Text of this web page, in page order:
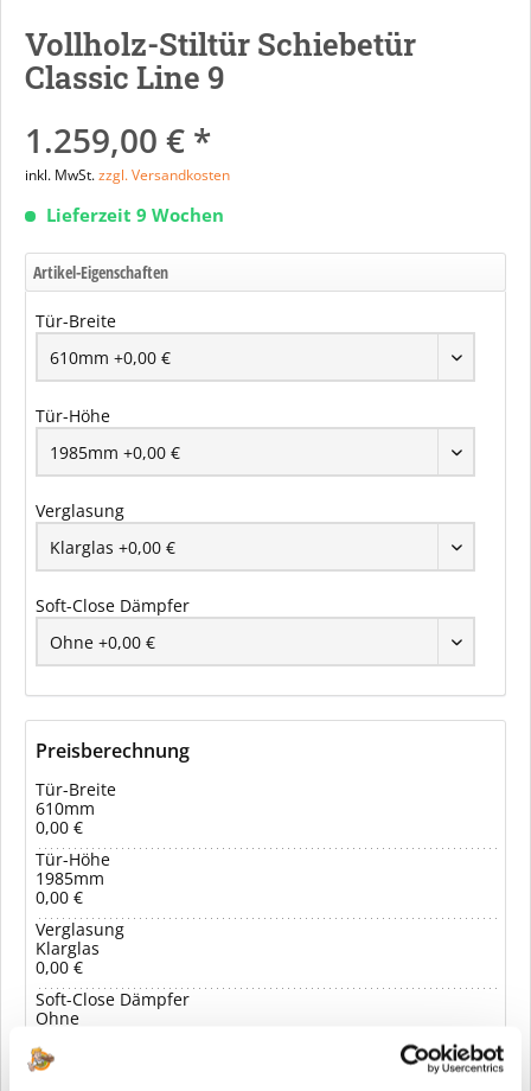
Vollholz-Stiltür Schiebetür
Classic Line 9
1.259,00 € *
inkl. MwSt.zzgl. Versandkosten
Lieferzeit 9 Wochen
Artikel-Eigenschaften
Tür-Breite
Tür-Höhe
Verglasung
Soft-Close Dämpfer
Preisberechnung
Tür-Breite
610mm
0,00 €
Tür-Höhe
1985mm
0,00 €
Verglasung
Klarglas
0,00 €
Soft-Close Dämpfer
Ohne